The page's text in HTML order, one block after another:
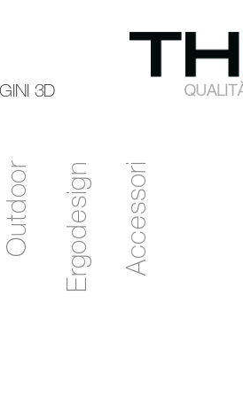
3D
Outdoor Ergodesign Accessori